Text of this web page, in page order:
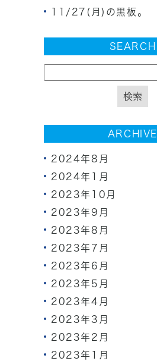
11/27(月)の黒板。
SEARCH
ARCHIVE
2024年8月
2024年1月
2023年10月
2023年9月
2023年8月
2023年7月
2023年6月
2023年5月
2023年4月
2023年3月
2023年2月
2023年1月